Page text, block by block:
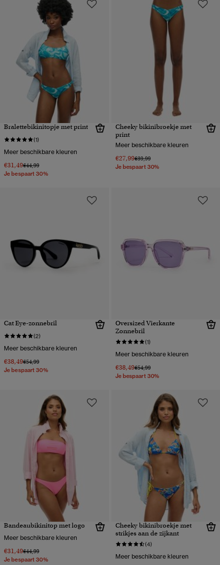
Bralettebikinitopje met print
(1)
Meer beschikbare kleuren
€31,49Prijs verlaagd van
€44,99naar
Je bespaart 30%
Cheeky bikinibroekje met
print
Meer beschikbare kleuren
€27,99Prijs verlaagd van
€39,99naar
Je bespaart 30%
Cat Eye-zonnebril
(2)
Meer beschikbare kleuren
€38,49Prijs verlaagd van
€54,99naar
Je bespaart 30%
Oversized Vierkante
Zonnebril
(1)
Meer beschikbare kleuren
€38,49Prijs verlaagd van
€54,99naar
Je bespaart 30%
Bandeaubikinitop met logo
Meer beschikbare kleuren
€31,49Prijs verlaagd van
€44,99naar
Je bespaart 30%
Cheeky bikinibroekje met
strikjes aan de zijkant
(4)
Meer beschikbare kleuren